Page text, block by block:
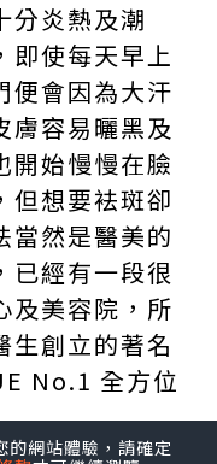
分炎熱及潮
即使每天早上
便會因為大汗
膚容易曬黑及
開始慢慢在臉
但想要袪斑卻
當然是醫美的
已經有一段很
及美容院，所
生創立的著名
No.1 全方位
網站體驗，請確定